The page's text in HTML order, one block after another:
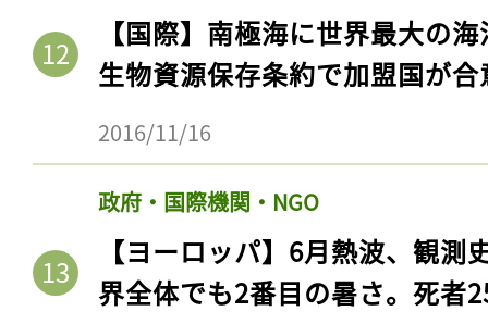
【国際】南極海に世界最大の
生物資源保存条約で加盟国が合
2016/11/16
政府・国際機関・NGO
【ヨーロッパ】6月熱波、観
界全体でも2番目の暑さ。死者